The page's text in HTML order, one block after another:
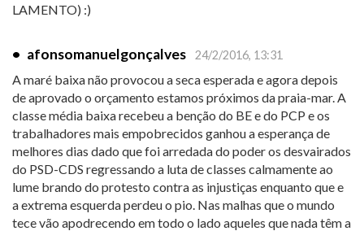
LAMENTO) :)
• afonsomanuelgonçalves 24/2/2016, 13:31
A maré baixa não provocou a seca esperada e agora depois
de aprovado o orçamento estamos próximos da praia-mar. A
classe média baixa recebeu a benção do BE e do PCP e os
trabalhadores mais empobrecidos ganhou a esperança de
melhores dias dado que foi arredada do poder os desvairados
do PSD-CDS regressando a luta de classes calmamente ao
lume brando do protesto contra as injustiças enquanto que e
a extrema esquerda perdeu o pio. Nas malhas que o mundo
tece vão apodrecendo em todo o lado aqueles que nada têm a